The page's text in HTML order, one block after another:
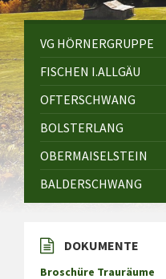
VG HÖRNERGRUPPE
FISCHEN I.ALLGÄU
OFTERSCHWANG
BOLSTERLANG
OBERMAISELSTEIN
BALDERSCHWANG
DOKUMENTE
Broschüre Trauräume